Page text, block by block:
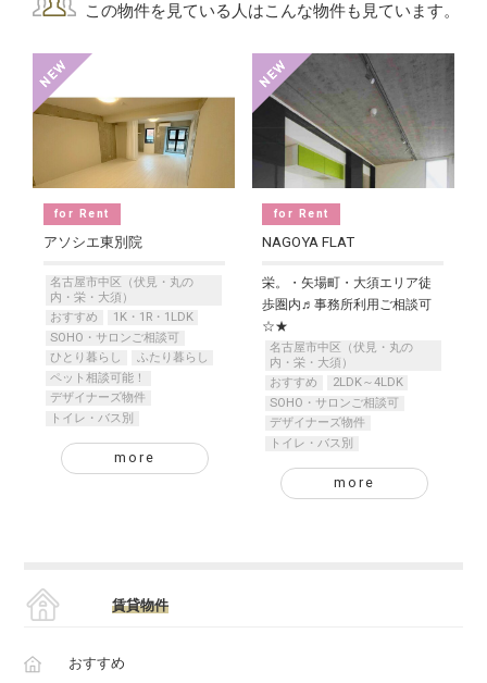
この物件を見ている人はこんな物件も見ています。
for Rent
アソシエ東別院
名古屋市中区（伏見・丸の
内・栄・大須）
おすすめ
1K・1R・1LDK
SOHO・サロンご相談可
ひとり暮らし
ふたり暮らし
ペット相談可能！
デザイナーズ物件
トイレ・バス別
more
for Rent
NAGOYA FLAT
栄。・矢場町・大須エリア徒
歩圏内♬事務所利用ご相談可
☆★
名古屋市中区（伏見・丸の
内・栄・大須）
おすすめ
2LDK～4LDK
SOHO・サロンご相談可
デザイナーズ物件
トイレ・バス別
more
賃貸物件
おすすめ